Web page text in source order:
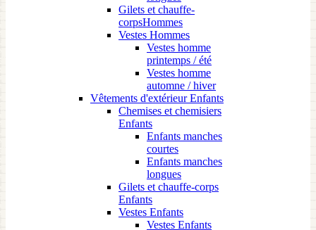
Gilets et chauffe-
corpsHommes
Vestes Hommes
Vestes homme
printemps / été
Vestes homme
automne / hiver
Vêtements d'extérieur Enfants
Chemises et chemisiers
Enfants
Enfants manches
courtes
Enfants manches
longues
Gilets et chauffe-corps
Enfants
Vestes Enfants
Vestes Enfants